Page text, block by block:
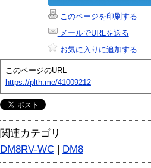
このページを印刷する
メールでURLを送る
お気に入りに追加する
このページのURL
https://plth.me/41009212
関連カテゴリ
DM8RV-WC | DM8